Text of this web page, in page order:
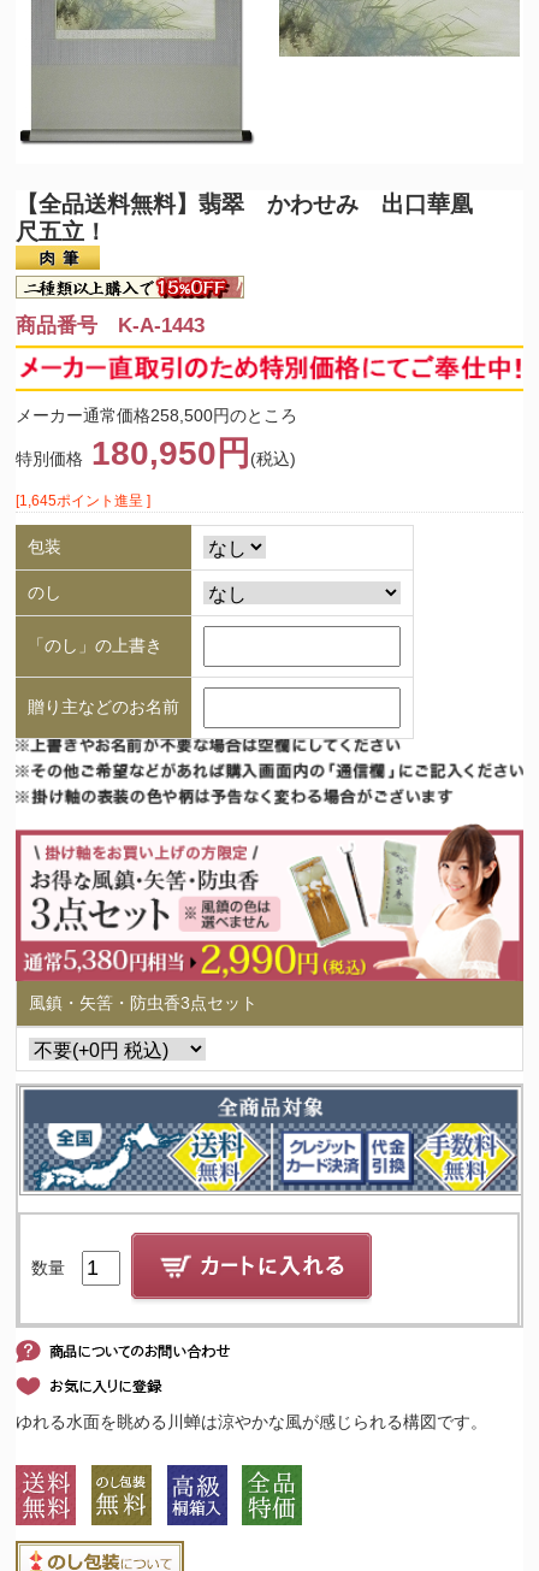
【全品送料無料】翡翠 かわせみ 出口華凰
尺五立！
商品番号 K-A-1443
メーカー通常価格258,500円のところ
特別価格 180,950円 (税込)
[1,645ポイント進呈 ]
包装
のし
「のし」の上書き
贈り主などのお名前
風鎮・矢筈・防虫香3点セット
数量
ゆれる水面を眺める川蝉は涼やかな風が感じられる構図です。